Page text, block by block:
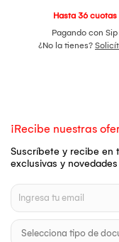
Hasta 36 cuotas
Pagando con Sip
¿No la tienes?
¡Recibe nuestras
Suscríbete y recibe en
exclusivas y novedades